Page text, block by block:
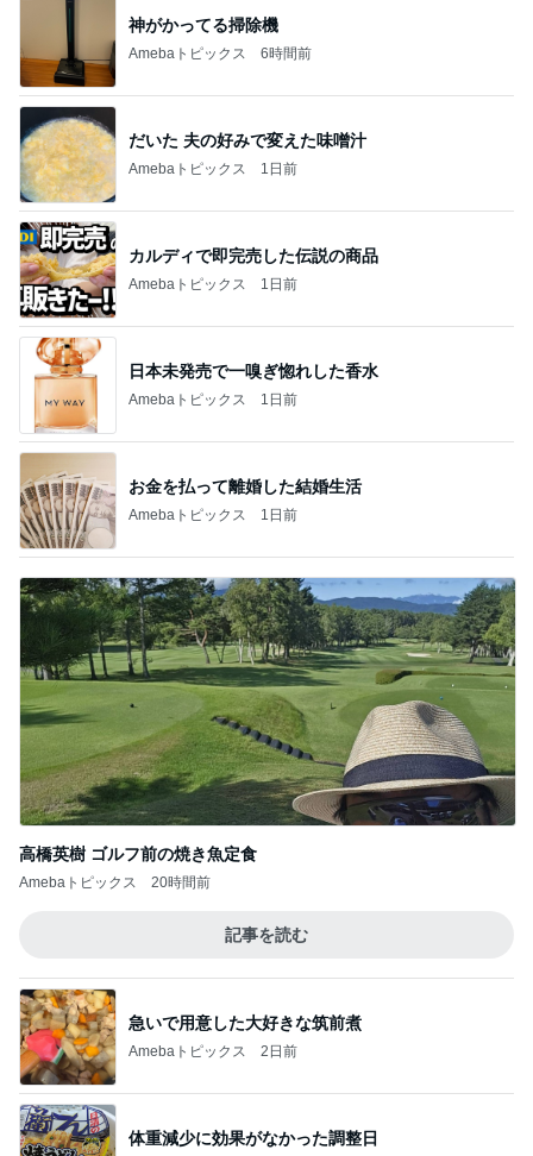
神がかってる掃除機
Amebaトピックス 6時間前
だいた 夫の好みで変えた味噌汁
Amebaトピックス 1日前
カルディで即完売した伝説の商品
Amebaトピックス 1日前
日本未発売で一嗅ぎ惚れした香水
Amebaトピックス 1日前
お金を払って離婚した結婚生活
Amebaトピックス 1日前
高橋英樹 ゴルフ前の焼き魚定食
Amebaトピックス 20時間前
記事を読む
急いで用意した大好きな筑前煮
Amebaトピックス 2日前
体重減少に効果がなかった調整日